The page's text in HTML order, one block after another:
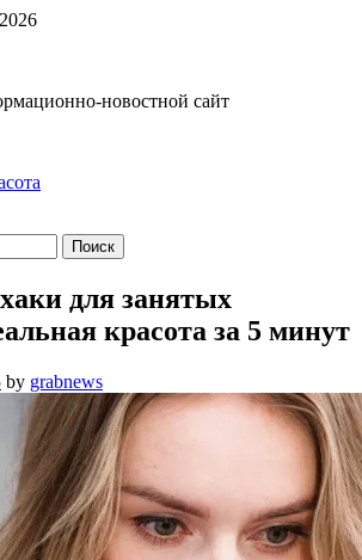
новостной сайт
для занятых
красота за 5 минут
by grabnews